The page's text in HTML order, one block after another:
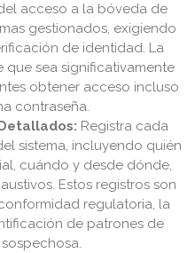
acceso a la bóveda de
gestionados, exigiendo
de identidad. La
que sea significativamente
obtener acceso incluso
contraseña.
Registra cada
sistema, incluyendo quién
cuándo y desde dónde,
Estos registros son
regulatoria, la
de patrones de